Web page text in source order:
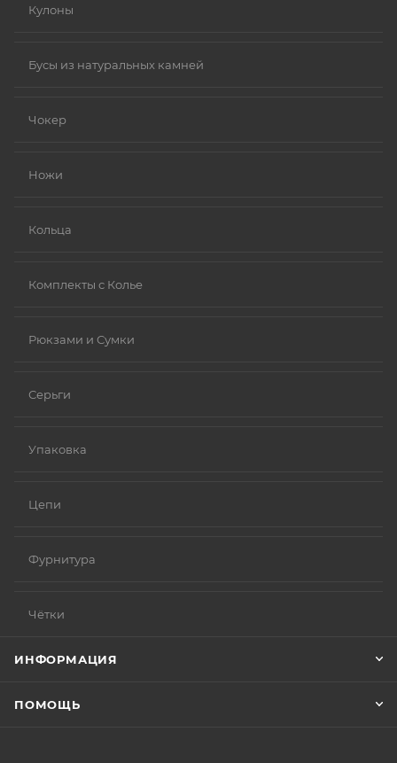
Кулоны
Бусы из натуральных камней
Чокер
Ножи
Кольца
Комплекты с Колье
Рюкзами и Сумки
Серьги
Упаковка
Цепи
Фурнитура
Чётки
ИНФОРМАЦИЯ
ПОМОЩЬ